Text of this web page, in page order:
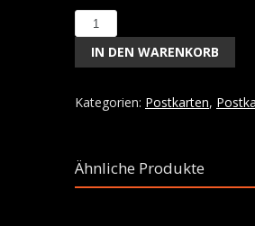
Tulpen
und
Ranunkel
48
IN DEN WARENKORB
Kategorien: Postkarten,
Ähnliche Produkte